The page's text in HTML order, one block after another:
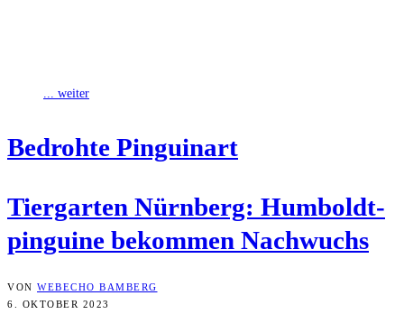
... weiter
Bedroh­te Pinguinart
Tier­gar­ten Nürn­berg: Hum­boldt­
pin­gui­ne bekom­men Nachwuchs
VON WEBECHO BAMBERG
6. OKTOBER 2023